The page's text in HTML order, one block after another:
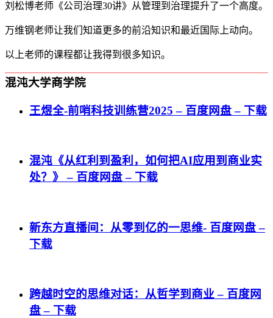
刘松博老师《公司治理30讲》从管理到治理提升了一个高度。
万维钢老师让我们知道更多的前沿知识和最近国际上动向。
以上老师的课程都让我得到很多知识。
混沌大学商学院
王煜全-前哨科技训练营2025 – 百度网盘 – 下载
混沌《从红利到盈利，如何把AI应用到商业实
处？》 – 百度网盘 – 下载
新东方直播间：从零到亿的一思维- 百度网盘 –
下载
跨越时空的思维对话：从哲学到商业 – 百度网
盘 – 下载